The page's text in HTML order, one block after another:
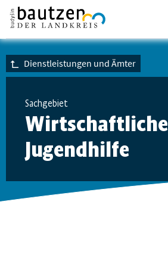
Dienstleistungen und Ämter
Sachgebiet
Wirtschaftliche
Jugendhilfe